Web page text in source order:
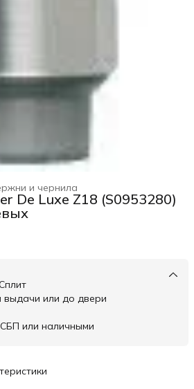
и чернила
De Luxe Z18 (S0953280)
выдачи или до двери
или наличными